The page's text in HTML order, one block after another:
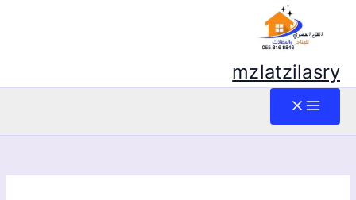
إ
م
mzlatzilasry